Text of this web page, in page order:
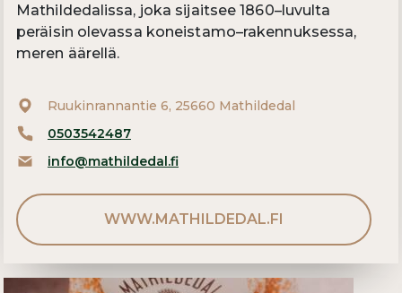
Mathildedalissa, joka sijaitsee 1860–luvulta
peräisin olevassa koneistamo–rakennuksessa,
meren äärellä.
Ruukinrannantie 6, 25660 Mathildedal
0503542487
info@mathildedal.fi
WWW.MATHILDEDAL.FI